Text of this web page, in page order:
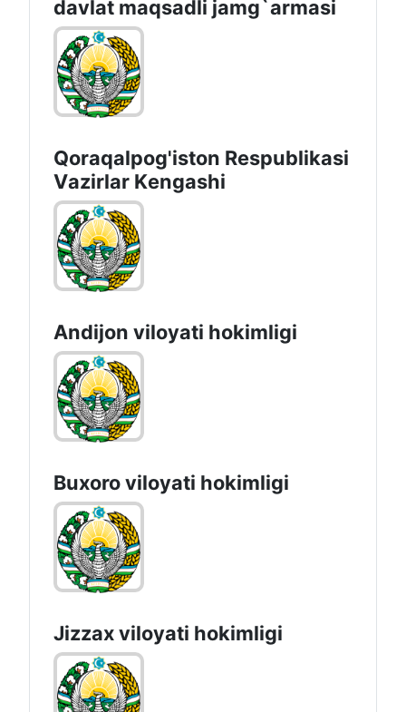
davlat maqsadli jamg`armasi
Qoraqalpog'iston Rеspublikаsi
Vаzirlаr Kеngаshi
Andijon vilоyati hоkimligi
Buxoro viloyati hokimligi
Jizzах vilоyati hоkimligi